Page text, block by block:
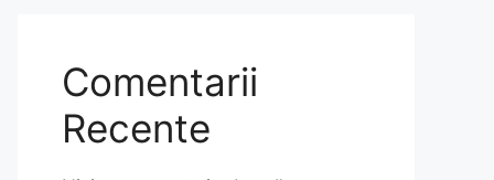
Comentarii
Recente